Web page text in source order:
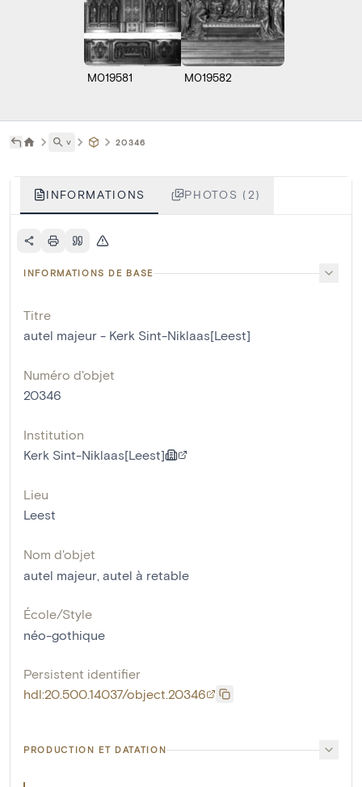
M019581 M019582
˅ 20346
INFORMATIONS PHOTOS (2)
INFORMATIONS DE BASE
Titre
autel majeur - Kerk Sint-Niklaas[Leest]
Numéro d'objet
20346
Institution
Kerk Sint-Niklaas[Leest]
Lieu
Leest
Nom d'objet
autel majeur, autel à retable
École/Style
néo-gothique
Persistent identifier
hdl:20.500.14037/object.20346
PRODUCTION ET DATATION